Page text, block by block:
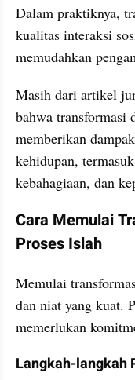
Dalam praktiknya,
kualitas interaksi
memudahkan
Masih dari artikel
bahwa transformasi
memberikan
kehidupan,
kebahagiaan, dan
Cara Memulai
Proses Islah
Memulai
dan niat yang kuat.
memerlukan
Langkah-langkah